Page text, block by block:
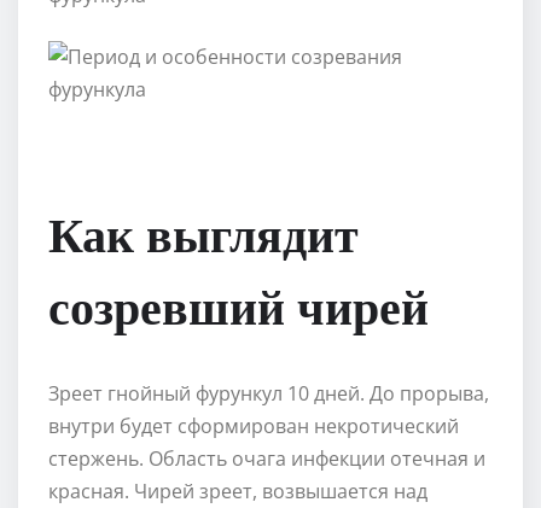
Как выглядит
созревший чирей
Зреет гнойный фурункул 10 дней. До прорыва,
внутри будет сформирован некротический
стержень. Область очага инфекции отечная и
красная. Чирей зреет, возвышается над